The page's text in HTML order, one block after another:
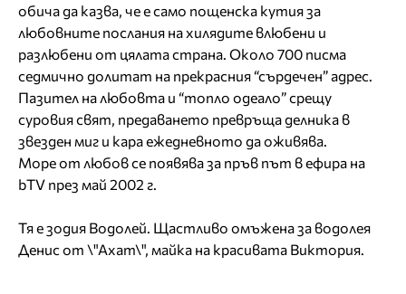
обича да казва, че е само пощенска кутия за
любовните послания на хилядите влюбени и
разлюбени от цялата страна. Около 700 писма
седмично долитат на прекрасния “сърдечен” адрес.
Пазител на любовта и “топло одеало” срещу
суровия свят, предаването превръща делника в
звезден миг и кара ежедневното да оживява.
Море от любов се появява за пръв път в ефира на
bTV през май 2002 г.
Тя е зодия Водолей. Щастливо омъжена за водолея
Денис от \"Ахат\", майка на красивата Виктория.